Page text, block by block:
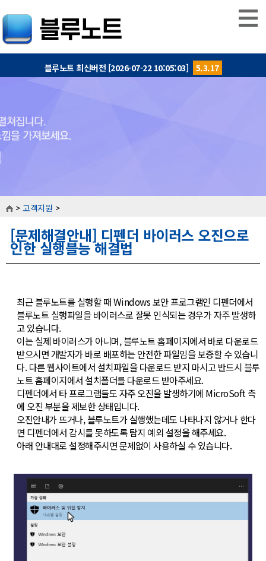
블루노트 최신버전 [2026-07-22 10:05:03] 5.3.17
[문제해결안내] 디펜더 바이러스 오진으로
인한 실행블능 해결법
> 고객지원 >
최근 블루노트를 실행할 때 Windows 보안 프로그램인 디펜더에서
블루노트 실행파일을 바이러스로 잘못 인식되는 경우가 자주 발생하
고 있습니다.
이는 실제 바이러스가 아니며, 블루노트 홈페이지에서 바로 다운로드
받으시면 개발자가 바로 배포하는 안전한 파일임을 보증할 수 있습니
다. 다른 웹사이트에서 설치파일을 다운로드 받지 마시고 반드시 블루
노트 홈페이지에서 설치폴더를 다운로드 받아주세요.
디펜더에서 타 프로그램들도 자주 오진을 발생하기에 MicroSoft 측
에 오진 부분을 제보한 상태입니다.
오진안내가 뜨거나, 블루노트가 실행했는데도 나타나지 않거나 한다
면 디펜더에서 감시를 못하도록 탐지 예외 설정을 해주세요.
아래 안내대로 설정해주시면 문제없이 사용하실 수 있습니다.